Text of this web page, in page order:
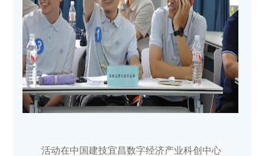
活动在中国建技宜昌数字经济产业科创中心